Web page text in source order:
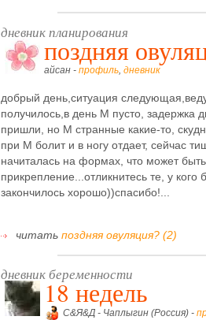
дневник планирования
поздняя
айсан - профиль, дневник
добрый день,ситуация
получилось,в день М пусто, задержка
пришли, но М странные какие-то,
при М болит и в ногу отдает, сейчас
начиталась на формах, что может
прикрепление...отликнитесь те, у
закончилось хорошо))спасибо!...
читать поздняя овуляция? (2)
дневник беременности
18 недель
С&Я&Д - Чаплыгин (Россия) -